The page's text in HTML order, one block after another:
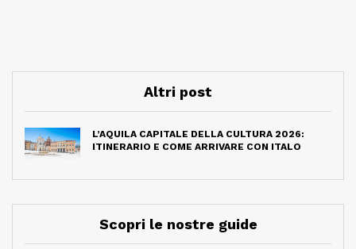
Altri post
L’AQUILA CAPITALE DELLA CULTURA 2026:
ITINERARIO E COME ARRIVARE CON ITALO
Scopri le nostre guide